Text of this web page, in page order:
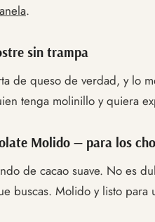
.
sin trampa
de queso de verdad, y lo
tenga molinillo y quiera
Molido — para los
de cacao suave. No es
buscas. Molido y listo para